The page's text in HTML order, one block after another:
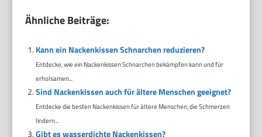
Ähnliche Beiträge:
Kann ein Nackenkissen Schnarchen reduzieren?
Entdecke, wie ein Nackenkissen Schnarchen bekämpfen kann und für
erholsamen...
Sind Nackenkissen auch für ältere Menschen geeignet?
Entdecke die besten Nackenkissen für ältere Menschen, die Schmerzen
lindern...
Gibt es wasserdichte Nackenkissen?